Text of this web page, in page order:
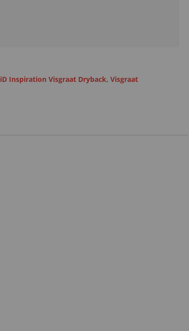
iD Inspiration Visgraat Dryback, Visgraat